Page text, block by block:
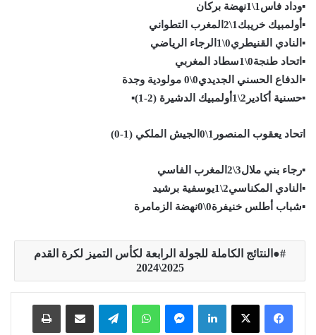
▪︎وداد فاس1\1نهضة بركان
▪︎أولمبيك خريبك1\2المغرب التطواني
▪︎النادي القنيطري0\1الرجاء الرياضي
▪︎اتحاد طنجة0\1سطاد المغربي
▪︎الدفاع الحسني الجديدي0\0 مولودية وجدة
▪︎حسنية أكادير2\1أولمبيك الدشيرة (2-1)▪︎
اتحاد يعقوب المنصور1\0الجيش الملكي (1-0)
▪︎رجاء بني ملال3\2المغرب الفاسي
▪︎النادي المكناسي2\1يوسفية برشيد
▪︎شباب أطلس خنيفرة0\0نهضة الزمامرة
●النتائج الكاملة للجولة الرابعة لكأس التميز لكرة القدم
2025\2024
لينكدإن ماسنجر واتساب تيلقرام مشاركة عبر البريد طباعة